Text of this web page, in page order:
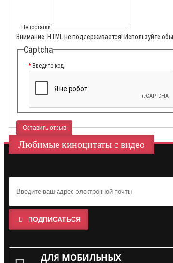
Недостатки:
Внимание: HTML не поддерживается! Используйте
Captcha
Введите код
Оставить отзыв
Любимые киноцитаты с видео
ПОДПИСАТЬСЯ
ДЛЯ МОБИЛЬНЫХ